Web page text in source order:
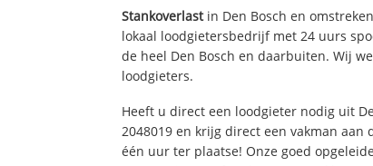
Stankoverlastin Den Bosch en
lokaal loodgietersbedrijf met 24 uurs
de heel Den Bosch en daarbuiten. Wij
loodgieters.
Heeft u direct een loodgieter nodig uit
2048019 en krijg direct een vakman
één uur ter plaatse! Onze goed